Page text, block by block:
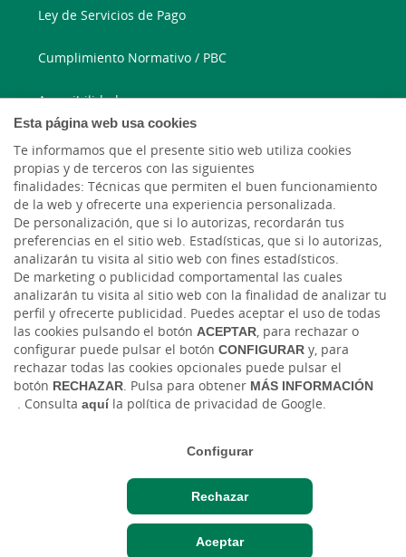
Esta página web usa cookies
Te informamos que el presente sitio web utiliza cookies
propias y de terceros con las siguientes
finalidades: Técnicas que permiten el buen funcionamiento
de la web y ofrecerte una experiencia personalizada.
De personalización, que si lo autorizas, recordarán tus
preferencias en el sitio web. Estadísticas, que si lo autorizas,
analizarán tu visita al sitio web con fines estadísticos.
De marketing o publicidad comportamental las cuales
analizarán tu visita al sitio web con la finalidad de analizar tu
perfil y ofrecerte publicidad. Puedes aceptar el uso de todas
las cookies pulsando el botón ACEPTAR, para rechazar o
configurar puede pulsar el botón CONFIGURAR y, para
rechazar todas las cookies opcionales puede pulsar el
botón RECHAZAR. Pulsa para obtener MÁS INFORMACIÓN
. Consulta aquíla política de privacidad de Google.
Configurar
Rechazar
AceptarAcceso cliente
Ley de Servicios de Pago
Cumplimiento Normativo / PBC
Accesibilidad
913 346 780
Correo electrónico
Tablón de anuncios Tipos de cambio Aviso legal
Política de cookies
Protección de datos
Ⓒ Ruralvía, Caja Rural de Albal, 2026. Todos los derechos reservados